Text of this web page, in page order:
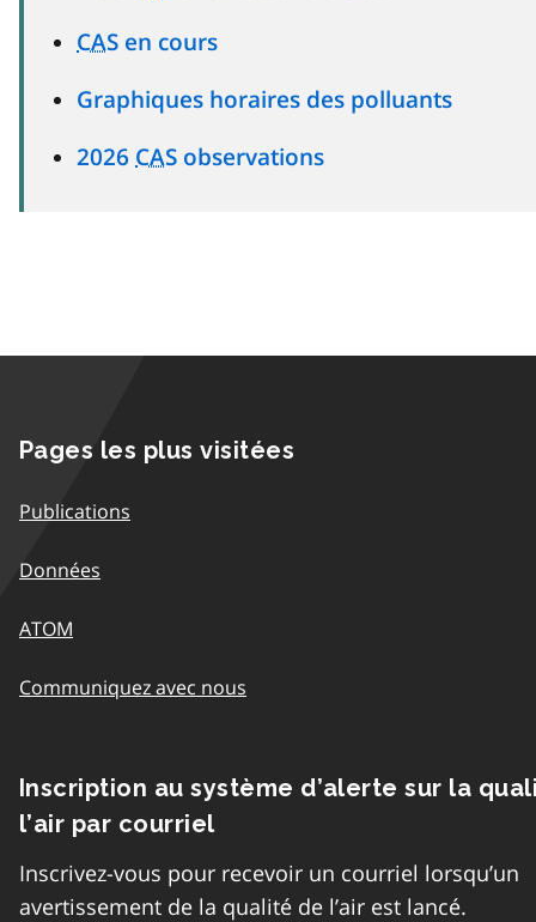
CAS en cours
Graphiques horaires des polluants
2026 CAS observations
Pages les plus visitées
Publications
Données
ATOM
Communiquez avec nous
Inscription au système d’alerte sur la
l’air par courriel
Inscrivez-vous pour recevoir un courriel lorsqu’un
avertissement de la qualité de l’air est lancé.